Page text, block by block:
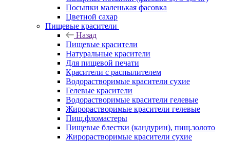
Посыпки маленькая фасовка
Цветной сахар
Пищевые красители
Назад
Пищевые красители
Натуральные красители
Для пищевой печати
Красители с распылителем
Водорастворимые красители сухие
Гелевые красители
Водорастворимые красители гелевые
Жирорастворимые красители гелевые
Пищ.фломастеры
Пищевые блестки (кандурин), пищ.золото
Жирорастворимые красители сухие